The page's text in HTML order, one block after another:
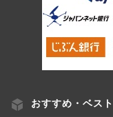
おすすめ・ベス